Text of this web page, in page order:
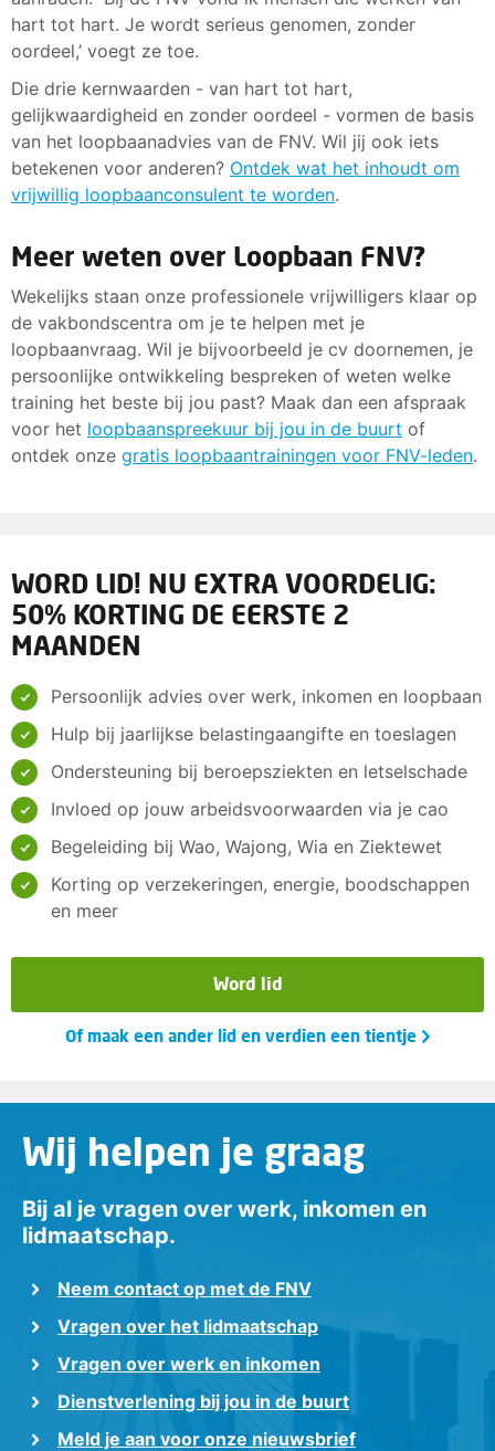
hart tot hart. Je wordt serieus genomen, zonder
oordeel,’ voegt ze toe.
Die drie kernwaarden - van hart tot hart,
gelijkwaardigheid en zonder oordeel - vormen de basis
van het loopbaanadvies van de FNV. Wil jij ook iets
betekenen voor anderen? Ontdek wat het inhoudt om
vrijwillig loopbaanconsulent te worden.
Meer weten over Loopbaan FNV?
Wekelijks staan onze professionele vrijwilligers klaar op
de vakbondscentra om je te helpen met je
loopbaanvraag. Wil je bijvoorbeeld je cv doornemen, je
persoonlijke ontwikkeling bespreken of weten welke
training het beste bij jou past? Maak dan een afspraak
voor het loopbaanspreekuur bij jou in de buurt of
ontdek onze gratis loopbaantrainingen voor FNV-leden.
WORD LID! NU EXTRA VOORDELIG:
50% KORTING DE EERSTE 2
MAANDEN
Persoonlijk advies over werk, inkomen en loopbaan
Hulp bij jaarlijkse belastingaangifte en toeslagen
Ondersteuning bij beroepsziekten en letselschade
Invloed op jouw arbeidsvoorwaarden via je cao
Begeleiding bij Wao, Wajong, Wia en Ziektewet
Korting op verzekeringen, energie, boodschappen
en meer
Word lid
Of maak een ander lid en verdien een tientje
Wij helpen je graag
Bij al je vragen over werk, inkomen en
lidmaatschap.
Neem contact op met de FNV
Vragen over het lidmaatschap
Vragen over werk en inkomen
Dienstverlening bij jou in de buurt
Meld je aan voor onze nieuwsbrief